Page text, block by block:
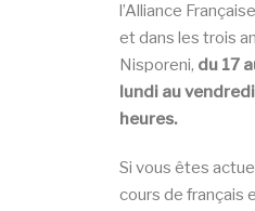
l’Alliance
et dans les trois
Nisporeni, du 17
lundi au
heures.
Si vous êtes
cours de français